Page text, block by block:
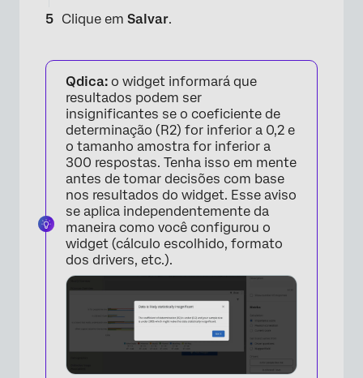
Clique em Salvar.
Qdica: o widget informará que
resultados podem ser
insignificantes se o coeficiente de
determinação (R2) for inferior a 0,2 e
o tamanho amostra for inferior a
300 respostas. Tenha isso em mente
antes de tomar decisões com base
nos resultados do widget. Esse aviso
se aplica independentemente da
maneira como você configurou o
widget (cálculo escolhido, formato
dos drivers, etc.).